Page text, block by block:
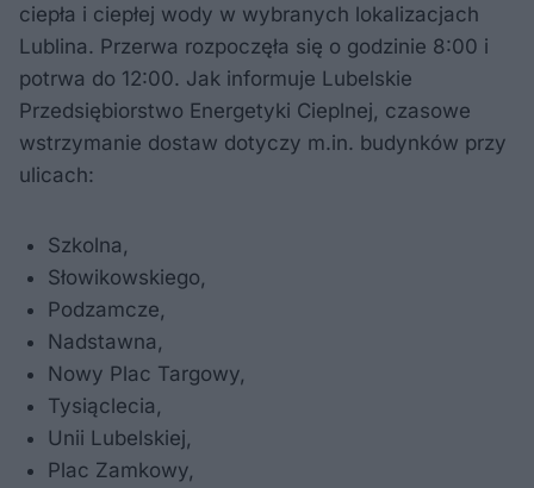
ciepła i ciepłej wody w wybranych lokalizacjach
Lublina. Przerwa rozpoczęła się o godzinie 8:00 i
potrwa do 12:00. Jak informuje Lubelskie
Przedsiębiorstwo Energetyki Cieplnej, czasowe
wstrzymanie dostaw dotyczy m.in. budynków przy
ulicach:
Szkolna,
Słowikowskiego,
Podzamcze,
Nadstawna,
Nowy Plac Targowy,
Tysiąclecia,
Unii Lubelskiej,
Plac Zamkowy,